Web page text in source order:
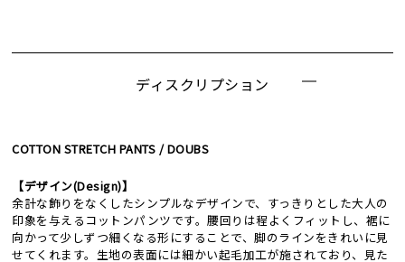
ディスクリプション
COTTON STRETCH PANTS / DOUBS
【デザイン(Design)】
余計な飾りをなくしたシンプルなデザインで、すっきりとした大人の
印象を与えるコットンパンツです。腰回りは程よくフィットし、裾に
向かって少しずつ細くなる形にすることで、脚のラインをきれいに見
せてくれます。生地の表面には細かい起毛加工が施されており、見た